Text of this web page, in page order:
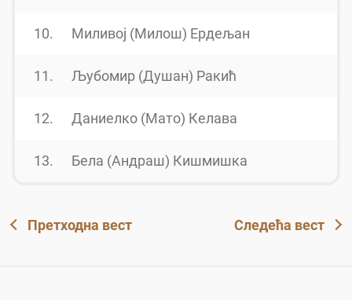
10. Миливој (Милош) Ердељан
11. Љубомир (Душан) Ракић
12. Даниелко (Мато) Келава
13. Бела (Андраш) Кишмишка
Претходна вест Следећа вест